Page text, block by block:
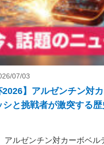
07/03
2026】アルゼンチン対
シと挑戦者が激突する歴
アルゼンチン対カーボベル